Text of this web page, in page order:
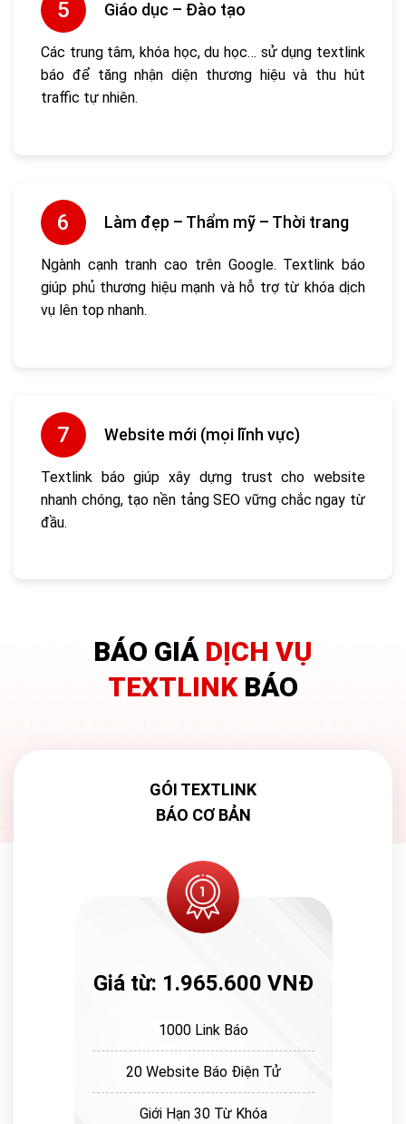
Giáo dục – Đào tạo
Các trung tâm, khóa học, du học… sử dụng textlink
báo để tăng nhận diện thương hiệu và thu hút
traffic tự nhiên.
Làm đẹp – Thẩm mỹ – Thời trang
Ngành cạnh tranh cao trên Google. Textlink báo
giúp phủ thương hiệu mạnh và hỗ trợ từ khóa dịch
vụ lên top nhanh.
Website mới (mọi lĩnh vực)
Textlink báo giúp xây dựng trust cho website
nhanh chóng, tạo nền tảng SEO vững chắc ngay từ
đầu.
BÁO GIÁ DỊCH VỤ
TEXTLINK BÁO
GÓI TEXTLINK
BÁO CƠ BẢN
Giá từ: 1.965.600 VNĐ
1000 Link Báo
20 Website Báo Điện Tử
Giới Hạn 30 Từ Khóa